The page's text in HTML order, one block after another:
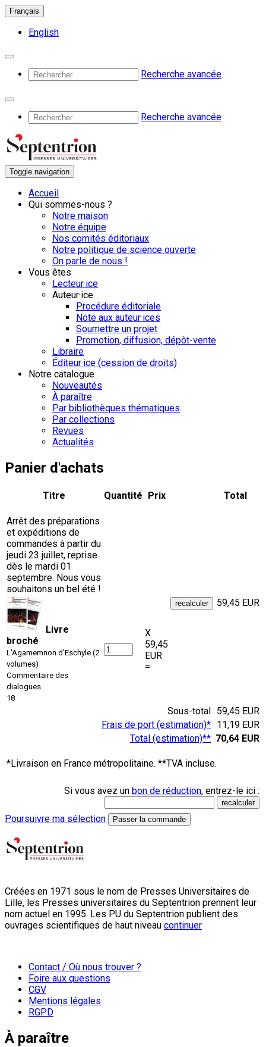
Français
English
Recherche avancée
Recherche avancée
Toggle navigation
Accueil
Qui sommes-nous ?
Notre maison
Notre équipe
Nos comités éditoriaux
Notre politique de science ouverte
On parle de nous !
Vous êtes
Lecteur·ice
Auteur·ice
Procédure éditoriale
Note aux auteur·ices
Soumettre un projet
Promotion, diffusion, dépôt-vente
Libraire
Éditeur·ice (cession de droits)
Notre catalogue
Nouveautés
À paraître
Par bibliothèques thématiques
Par collections
Revues
Actualités
Panier d'achats
Arrêt des préparations
et expéditions de
commandes à partir du
jeudi 23 juillet, reprise
dès le mardi 01
septembre. Nous vous
souhaitons un bel été !
Titre Quantité Prix Total
Livre
broché
L'Agamemnon d'Eschyle (2
volumes)
Commentaire des
dialogues
18
X
59,45
EUR
=
59,45 EUR
Sous-total 59,45 EUR
Frais de port (estimation)* 11,19 EUR
Total (estimation)** 70,64 EUR
*Livraison en France métropolitaine. **TVA incluse.
Si vous avez un bon de réduction, entrez-le ici :
Poursuivre ma sélection Passer la commande
Créées en 1971 sous le nom de Presses Universitaires de
Lille, les Presses universitaires du Septentrion prennent leur
nom actuel en 1995. Les PU du Septentrion publient des
ouvrages scientifiques de haut niveau continuer
Contact / Où nous trouver ?
Foire aux questions
CGV
Mentions légales
RGPD
À paraître